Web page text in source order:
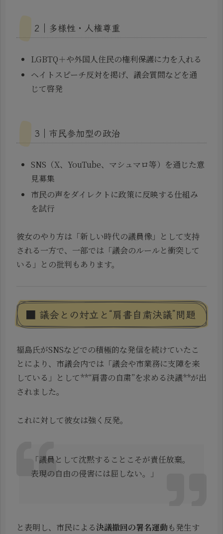
2｜多様性・人権尊重
LGBTQ＋や外国人住民の権利保護に力を入れる
ヘイトスピーチ反対を掲げ、議会質問などを通
じて啓発
3｜市民参加型の政治
SNS（X、YouTube、マシュマロ等）を通じた意
見募集
市民の声をダイレクトに政策に反映する仕組み
を試行
彼女のやり方は「新しい時代の議員像」として支持
される一方で、一部では「議会のルールと衝突して
いる」との批判もあります。
■ 議会との対立と“肩書自粛決議”問題
福島氏がSNSなどでの積極的な発信を続けていたこ
とにより、市議会内では「議会や市業務に支障を来
している」として**“肩書の自粛”を求める決議**が出
されました。
これに対して彼女は強く反発。
「議員として沈黙することこそが責任放棄。
表現の自由の侵害には屈しない。」
と表明し、市民による決議撤回の署名運動も発生す